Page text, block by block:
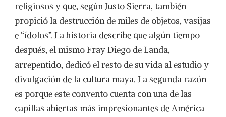
religiosos y que, según Justo Sierra, también
propició la destrucción de miles de objetos, vasijas
e “ídolos”. La historia describe que algún tiempo
después, el mismo Fray Diego de Landa,
arrepentido, dedicó el resto de su vida al estudio y
divulgación de la cultura maya. La segunda razón
es porque este convento cuenta con una de las
capillas abiertas más impresionantes de América